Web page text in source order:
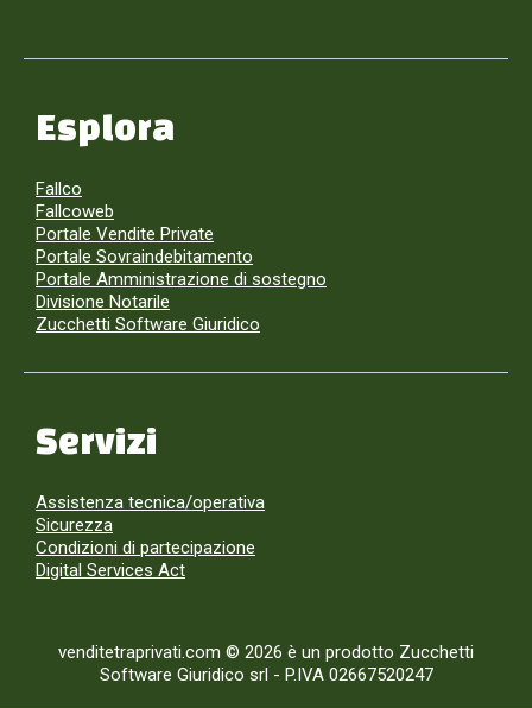
Esplora
Fallco
Fallcoweb
Portale Vendite Private
Portale Sovraindebitamento
Portale Amministrazione di sostegno
Divisione Notarile
Zucchetti Software Giuridico
Servizi
Assistenza tecnica/operativa
Sicurezza
Condizioni di partecipazione
Digital Services Act
venditetraprivati.com © 2026 è un prodotto Zucchetti
Software Giuridico srl - P.IVA 02667520247